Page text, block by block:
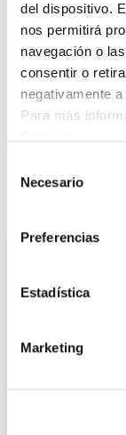
del dispositivo.
nos permitirá
navegación o
consentir o
negativamente
Para más
Necesario
Preferencias
Estadística
Marketing
Click&Collect -
en nuestras